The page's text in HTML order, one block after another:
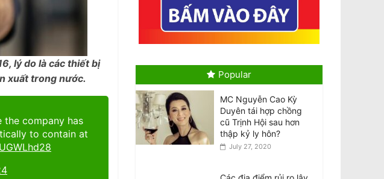
lý do là các thiết bị
xuất trong nước.
the company has
to contain at
August 6, 2026
Tri ân người hùng Văn
Việt Trương: Chủ tiệm
thương trong vụ hành
hung của nhóm thiếu
niên
August 6, 2026
Tributes for hero Van
Viet Truong: Grocery
Popular
MC Nguyễn Cao Kỳ
Duyên tái hợp chồng
cũ Trịnh Hội sau hơn
thập kỷ ly hôn?
July 27, 2020